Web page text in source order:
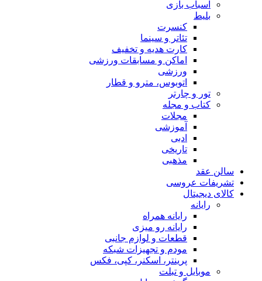
اسباب‌ بازی
بلیط
کنسرت
تئاتر و سینما
کارت هدیه و تخفیف
اماکن و مسابقات ورزشی
ورزشی
اتوبوس، مترو و قطار
تور و چارتر
کتاب و مجله
مجلات
آموزشی
ادبی
تاریخی
مذهبی
سالن عقد
تشریفات عروسی
کالای دیجیتال
رایانه
رایانه همراه
رایانه رو میزی
قطعات و لوازم جانبی
مودم و تجهیزات شبکه
پرینتر، اسکنر، کپی، فکس
موبایل و تبلت